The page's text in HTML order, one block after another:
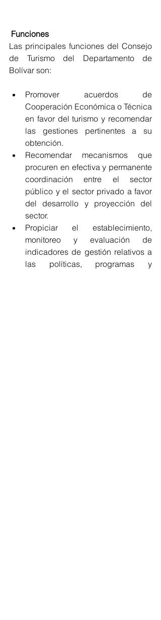
Funciones
Las principales funciones del Consejo
de Turismo del Departamento de
Bolívar son:
Promover acuerdos de
Cooperación Económica o Técnica
en favor del turismo y recomendar
las gestiones pertinentes a su
obtención.
Recomendar mecanismos que
procuren en efectiva y permanente
coordinación entre el sector
público y el sector privado a favor
del desarrollo y proyección del
sector.
Propiciar el establecimiento,
monitoreo y evaluación de
indicadores de gestión relativos a
las políticas, programas y